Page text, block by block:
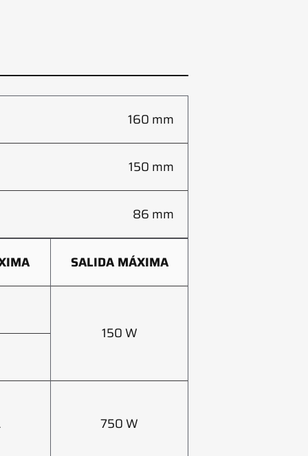
160 mm
150 mm
86 mm
SALIDA MÁXIMA
150 W
750 W